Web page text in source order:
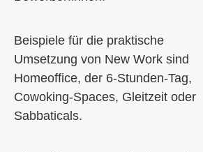
Beispiele für die praktische
Umsetzung von New Work sind
Homeoffice, der 6-Stunden-Tag,
Cowoking-Spaces, Gleitzeit oder
Sabbaticals.